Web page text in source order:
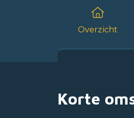
Overzicht
Korte